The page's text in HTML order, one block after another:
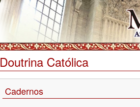
Doutrina Católica
Cadernos